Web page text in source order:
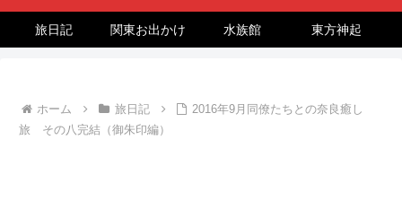
旅日記 関東お出かけ 水族館 東方神起
ホーム 旅日記
2016年9月同僚たちとの奈良癒し
旅 その八完結（御朱印編）